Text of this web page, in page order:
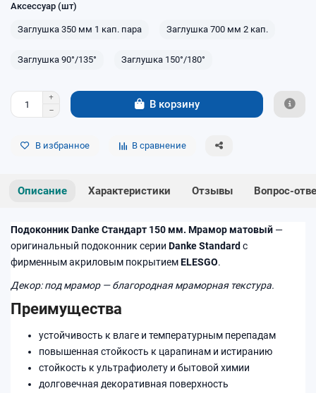
Аксессуар (шт)
Заглушка 350 мм 1 кап. пара Заглушка 700 мм 2 кап.
Заглушка 90°/135° Заглушка 150°/180°
В корзину
В избранное В сравнение
Описание Характеристики Отзывы Вопрос-
Подоконник Danke Стандарт 150 мм. Мрамор матовый —
оригинальный подоконник серии Danke Standard с
фирменным акриловым покрытиемELESGO.
Декор: под мрамор — благородная мраморная текстура.
Преимущества
устойчивость к влаге и температурным перепадам
повышенная стойкость к царапинам и истиранию
стойкость к ультрафиолету и бытовой химии
долговечная декоративная поверхность